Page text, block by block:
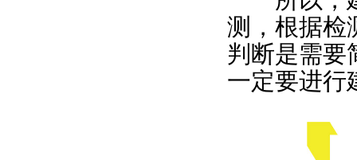
测，根据检
判断是需要
一定要进行